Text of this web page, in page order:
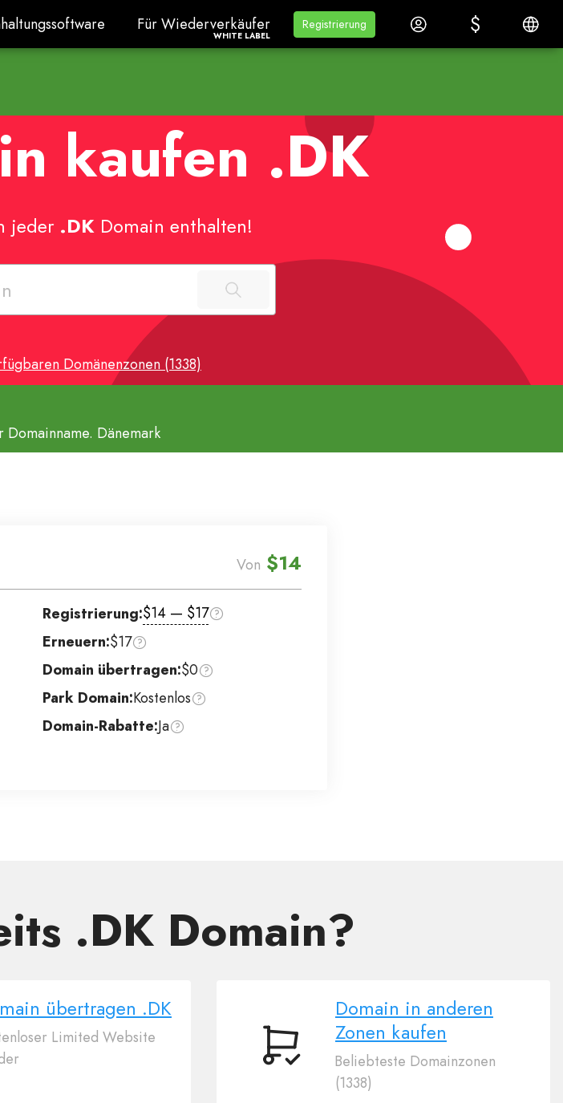
Für WiederverkäuferWhite Label
Für Wiederverkäufer
WHITE LABEL
Lernen
Lernen
Registrierung
Registrierung Anmelden $
$
kaufen .DK
jeder .DKDomain enthalten!
Domänenzonen (1338)
Dänemark
Von $14
Registrierung:$14 — $17
Erneuern:$17
Domain übertragen:$0
Park Domain:Kostenlos
Domain-Rabatte:Ja
.DK Domain?
übertragen .DK
Limited Website
Domain
Domain in anderen
Zonen kaufen
Beliebteste Domainzonen
(1338)